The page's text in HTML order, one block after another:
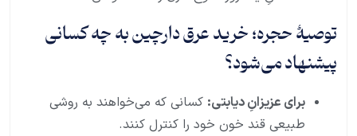
توصیهٔ حجره؛ خرید عرق دارچین به چه کسانی
پیشنهاد می‌شود؟
برای عزیزانِ دیابتی: کسانی که می‌خواهند به روشی
طبیعی قند خون خود را کنترل کنند.